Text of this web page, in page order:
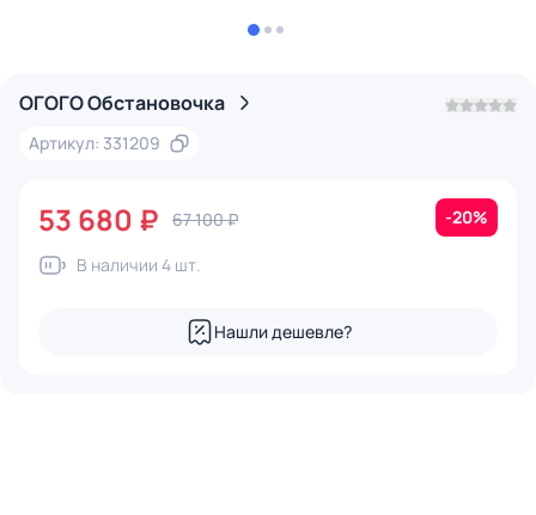
ОГОГО Обстановочка
Артикул: 331209
53 680 ₽ 67 100 ₽ -20%
В наличии 4 шт.
Нашли дешевле?